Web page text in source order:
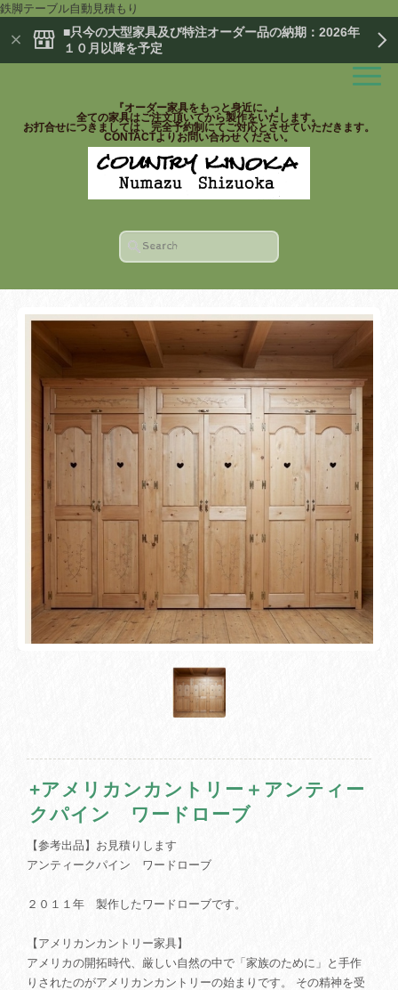
鉄脚テーブル自動見積もり
■只今の大型家具及び特注オーダー品の納期：2026年
１０月以降を予定
『オーダー家具をもっと身近に。』
全ての家具はご注文頂いてから製作をいたします。
お打合せにつきましては、完全予約制にてご対応とさせていただきます。
CONTACTよりお問い合わせください。
+アメリカンカントリー＋アンティー
クパイン ワードローブ
【参考出品】お見積りします
アンティークパイン ワードローブ
２０１１年 製作したワードローブです。
【アメリカンカントリー家具】
アメリカの開拓時代、厳しい自然の中で「家族のために」と手作
りされたのがアメリカンカントリーの始まりです。 その精神を受